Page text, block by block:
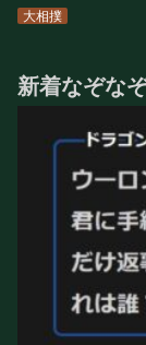
大相撲
新着なぞな